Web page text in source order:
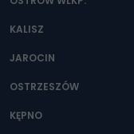
Można to zrobić pod
e-mailowo pod
KALISZ
JAROCIN
OSTRZESZÓW
KĘPNO